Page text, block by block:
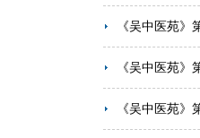
《吴中医苑》
《吴中医苑》
《吴中医苑》